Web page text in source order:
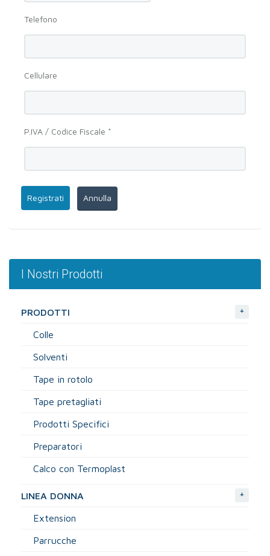
Telefono
Cellulare
P.IVA / Codice Fiscale *
Registrati Annulla
I Nostri Prodotti
PRODOTTI +
Colle
Solventi
Tape in rotolo
Tape pretagliati
Prodotti Specifici
Preparatori
Calco con Termoplast
LINEA DONNA +
Extension
Parrucche